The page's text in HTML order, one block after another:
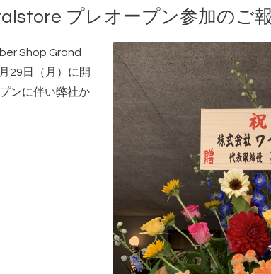
プレオープン参加のご
Shop Grand
29日（月）に開
ンに伴い弊社か